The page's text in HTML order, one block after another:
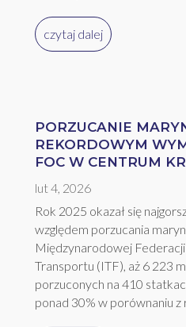
czytaj dalej
PORZUCANIE
REKORDOWYM
FOC W CENTRUM
lut 4, 2026
Rok 2025 okazał się
względem porzucania
Międzynarodowej
Transportu (ITF), aż 6 223
porzuconych na 410
ponad 30% w porównaniu z